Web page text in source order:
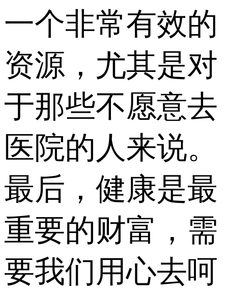
一个非常有效的
资源，尤其是对
于那些不愿意去
医院的人来说。
最后，健康是最
重要的财富，需
要我们用心去呵